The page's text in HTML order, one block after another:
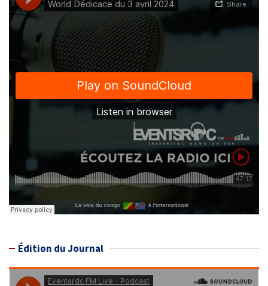
Édition du Journal